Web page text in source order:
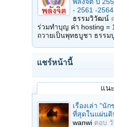
- 2561 -2564
ธรรมวิวัฒน์
ร่วมทำบุญ ค่า hosting =
ถวายเป็นพุทธบูชา ธรรม
แชร์หน้านี้
แน
เรื่องเล่า "นั
ที่สุดในแผ่น
wanwi ตอบ